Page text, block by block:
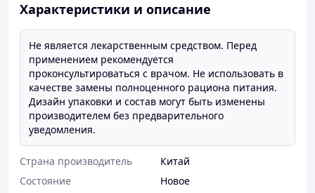
Характеристики и описание
Не является лекарственным средством. Перед
применением рекомендуется
проконсультироваться с врачом. Не использовать в
качестве замены полноценного рациона питания.
Дизайн упаковки и состав могут быть изменены
производителем без предварительного
уведомления.
Страна производитель
Китай
Состояние
Новое